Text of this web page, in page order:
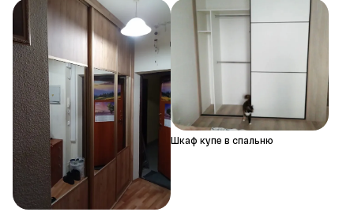
Шкаф купе в спальню